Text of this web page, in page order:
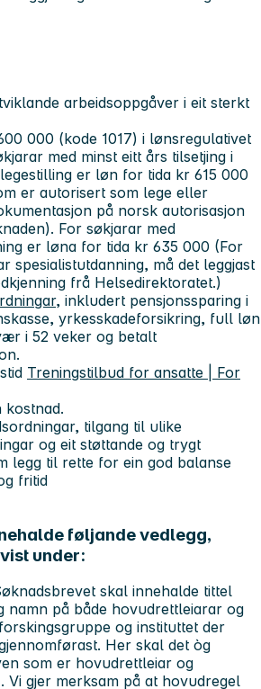
arbeidsoppgåver i eit sterkt
000 (kode 1017) i lønsregulativet
med minst eitt års tilsetjing i
er løn for tida kr 615 000
er autorisert som lege eller
på norsk autorisasjon
For søkjarar med
er løna for tida kr 635 000 (For
spesialistutdanning, må det leggjast
frå Helsedirektoratet.)
, inkludert pensjonssparing i
yrkesskadeforsikring, full løn
i 52 veker og betalt
Treningstilbud for ansatte | For
tilgang til ulike
og eit støttande og trygt
legg til rette for ein god balanse
fritid
føljande vedlegg,
under:
skal innehalde tittel
namn på både hovudrettleiarar og
og instituttet der
Her skal det òg
som er hovudrettleiar og
Vi gjer merksam på at hovudregel